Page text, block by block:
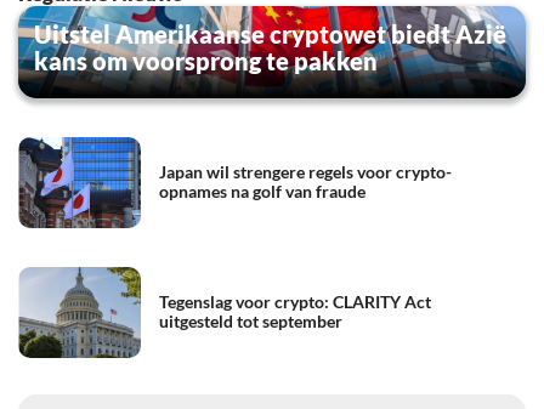
Uitstel Amerikaanse cryptowet biedt Azië
kans om voorsprong te pakken
Japan wil strengere regels voor crypto-
opnames na golf van fraude
Tegenslag voor crypto: CLARITY Act
uitgesteld tot september